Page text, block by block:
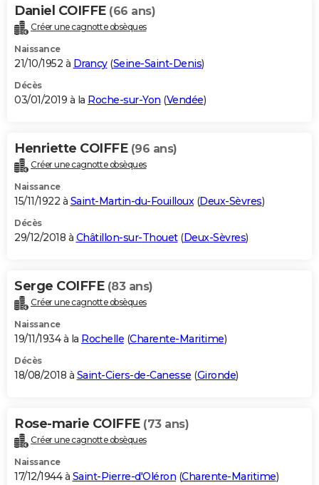
Daniel COIFFE (66 ans)
Créer une cagnotte obsèques
Naissance
21/10/1952 à Drancy(Seine-Saint-Denis)
Décès
03/01/2019 à la Roche-sur-Yon (Vendée)
Henriette COIFFE (96 ans)
Créer une cagnotte obsèques
Naissance
15/11/1922 à Saint-Martin-du-Fouilloux(Deux-Sèvres)
Décès
29/12/2018 à Châtillon-sur-Thouet(Deux-Sèvres)
Serge COIFFE (83 ans)
Créer une cagnotte obsèques
Naissance
19/11/1934 à la Rochelle (Charente-Maritime)
Décès
18/08/2018 à Saint-Ciers-de-Canesse (Gironde)
Rose-marie COIFFE (73 ans)
Créer une cagnotte obsèques
Naissance
17/12/1944 à Saint-Pierre-d'Oléron (Charente-Maritime)